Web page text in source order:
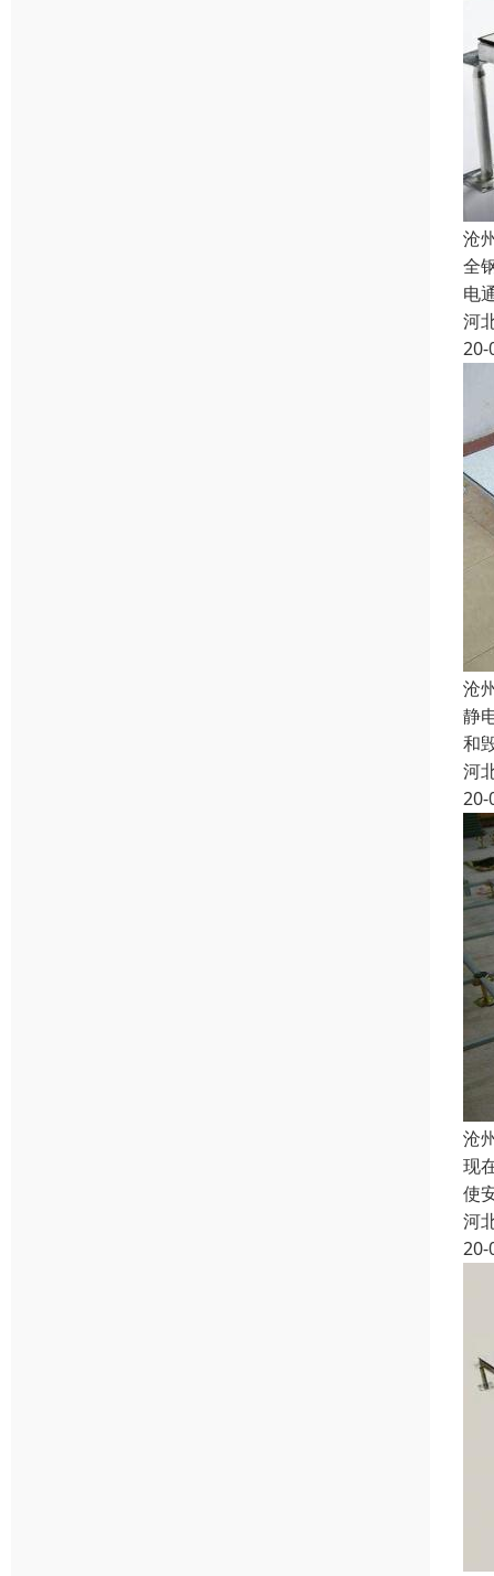
沧
全
电
河
20-
沧
静
和
河
20-
沧
现
使
河
20-